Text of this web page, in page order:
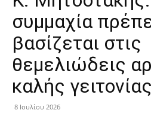
συμμαχία
βασίζεται στις
θεμελιώδεις
καλής γειτονίας
8 Ιουλίου 2026